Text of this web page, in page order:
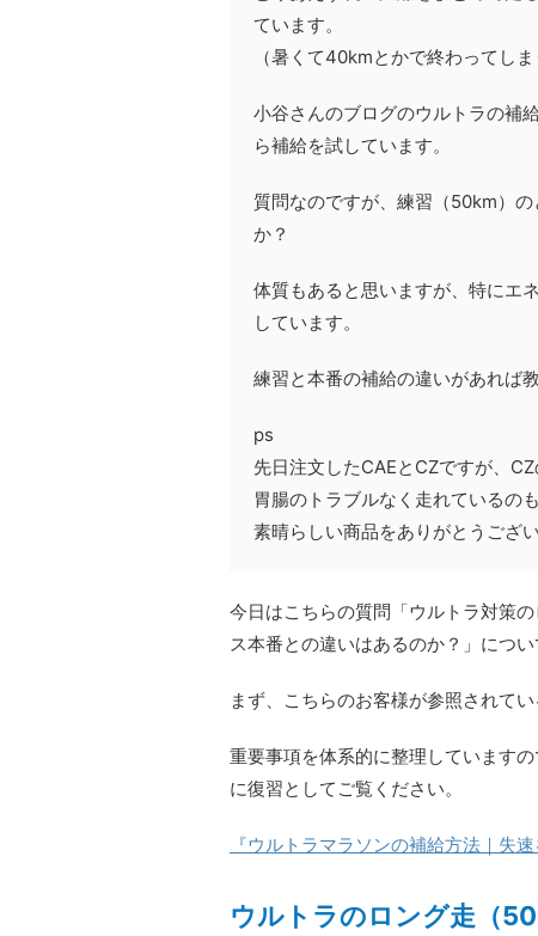
ています。
（暑くて40kmとかで終わってし
小谷さんのブログのウルトラの補
ら補給を試しています。
質問なのですが、練習（50km）
か？
体質もあると思いますが、特にエ
しています。
練習と本番の補給の違いがあれば
ps
先日注文したCAEとCZですが、
胃腸のトラブルなく走れているの
素晴らしい商品をありがとうござい
今日はこちらの質問「ウルトラ対策
ス本番との違いはあるのか？」につい
まず、こちらのお客様が参照されて
重要事項を体系的に整理しています
に復習としてご覧ください。
『ウルトラマラソンの補給方法｜失
ウルトラのロング走（